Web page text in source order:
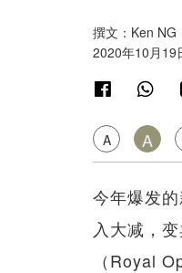
撰文：Ken NG
2020年10月19
A A
今年爆发
入大减，
（Royal